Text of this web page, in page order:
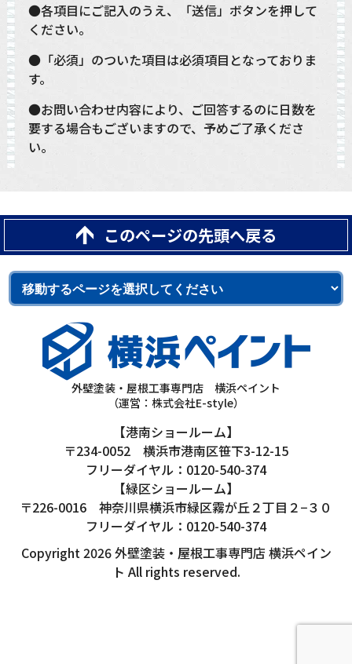
●各項目にご記入のうえ、「送信」ボタンを押して
ください。
●「必須」のついた項目は必須項目となっておりま
す。
●お問い合わせ内容により、ご回答するのに日数を
要する場合もございますので、予めご了承くださ
い。
このページの先頭へ戻る
外壁塗装・屋根工事専門店 横浜ペイント
（運営：株式会社E-style）
【港南ショールーム】
〒234-0052 横浜市港南区笹下3-12-15
フリーダイヤル：0120-540-374
【緑区ショールーム】
〒226-0016 神奈川県横浜市緑区霧が丘２丁目２−３０
フリーダイヤル：0120-540-374
Copyright 2026 外壁塗装・屋根工事専門店 横浜ペイン
ト All rights reserved.